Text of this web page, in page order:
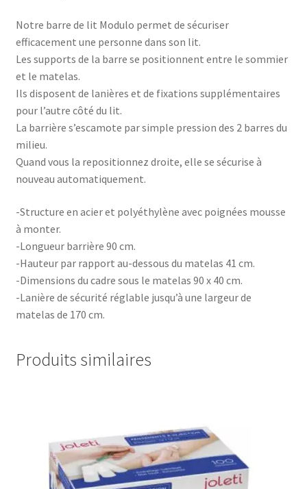
Notre barre de lit Modulo permet de sécuriser
efficacement une personne dans son lit.
Les supports de la barre se positionnent entre le sommier
et le matelas.
Ils disposent de lanières et de fixations supplémentaires
pour l’autre côté du lit.
La barrière s’escamote par simple pression des 2 barres du
milieu.
Quand vous la repositionnez droite, elle se sécurise à
nouveau automatiquement.
-Structure en acier et polyéthylène avec poignées mousse
à monter.
-Longueur barrière 90 cm.
-Hauteur par rapport au-dessous du matelas 41 cm.
-Dimensions du cadre sous le matelas 90 x 40 cm.
-Lanière de sécurité réglable jusqu’à une largeur de
matelas de 170 cm.
Produits similaires